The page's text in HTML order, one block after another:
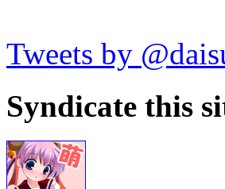
Tweets by
Syndicate this